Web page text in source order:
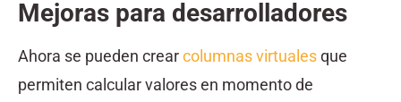
Mejoras para desarrolladores
Ahora se pueden crearcolumnas virtualesque
permiten calcular valores en momento de